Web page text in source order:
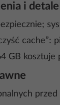
i detale
GB kosztuje